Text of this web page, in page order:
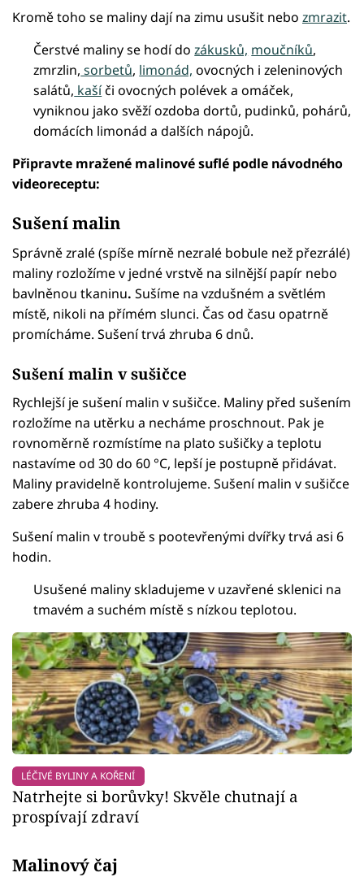
Kromě toho se maliny dají na zimu usušit nebo zmrazit.
Čerstvé maliny se hodí dozákusků, moučníků,
zmrzlin, sorbetů, limonád, ovocných i zeleninových
salátů, kašíči ovocných polévek a omáček,
vyniknou jako svěží ozdoba dortů, pudinků, pohárů,
domácích limonád a dalších nápojů.
Připravte mražené malinové suflé podle návodného
videoreceptu:
Failed to fetch
Sušení malin
Správně zralé (spíše mírně nezralé bobule než přezrálé)
maliny rozložíme v jedné vrstvě na silnější papír nebo
bavlněnou tkaninu. Sušíme na vzdušném a světlém
místě, nikoli na přímém slunci. Čas od času opatrně
promícháme. Sušení trvá zhruba 6 dnů.
Sušení malin v sušičce
Rychlejší je sušení malin v sušičce. Maliny před sušením
rozložíme na utěrku a necháme proschnout. Pak je
rovnoměrně rozmístíme na plato sušičky a teplotu
nastavíme od 30 do 60 °C, lepší je postupně přidávat.
Maliny pravidelně kontrolujeme. Sušení malin v sušičce
zabere zhruba 4 hodiny.
Sušení malin v troubě s pootevřenými dvířky trvá asi 6
hodin.
Usušené maliny skladujeme v uzavřené sklenici na
tmavém a suchém místě s nízkou teplotou.
LÉČIVÉ BYLINY A KOŘENÍ
Natrhejte si borůvky! Skvěle chutnají a
prospívají zdraví
Malinový čaj